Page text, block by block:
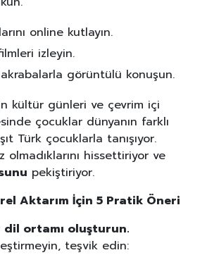
online kutlayın.
izleyin.
akrabalarla görüntülü konuşun.
kültür günleri ve çevrim içi
çocuklar dünyanın farklı
Türk çocuklarla tanışıyor.
olmadıklarını hissettiriyor ve
pekiştiriyor.
Aktarım İçin 5 Pratik Öneri
ortamı oluşturun.
teşvik edin: